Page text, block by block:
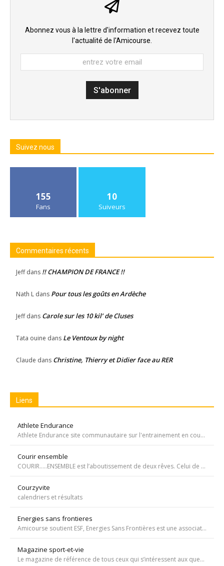
Abonnez vous à la lettre d'information et recevez toute
l'actualité de l'Amicourse.
Suivez nous
155
Fans
10
Suiveurs
Commentaires récents
Jeffdans !! CHAMPION DE FRANCE !!
Nath L dans Pour tous les goûts en Ardèche
Jeffdans Carole sur les 10 kil’ de Cluses
Tata ouine dans Le Ventoux by night
Claude dans Christine, Thierry et Didier face au RER
Liens
Athlete Endurance
Athlete Endurance site communautaire sur l'entrainement en course à pied
Courir ensemble
COURIR…..ENSEMBLE est l’aboutissement de deux rêves. Celui de Tiffany qui, malgré une tumeur à la jambe voulait participer à la course de l’Escalade et celui de Carole, animatrice bénévole de l’atelier de bricolage du service d’oncopédiatrie de l’Hôpital
Courzyvite
calendriers et résultats
Energies sans frontieres
Amicourse soutient ESF, Energies Sans Frontières est une association ayant pour objet l'aide au développement des pays les plus pauvres en favorisant l'accès à l'eau et à l'électricité
Magazine sport-et-vie
Le magazine de référence de tous ceux qui s’intéressent aux questions d’entraînement, de nutrition, de dopage, de physiologie, de psychologie et de médecine du sport.